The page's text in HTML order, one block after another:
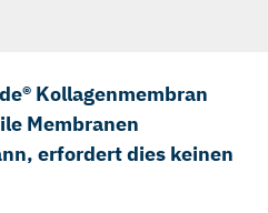
Kollagenmembran
Membranen
erfordert dies keinen